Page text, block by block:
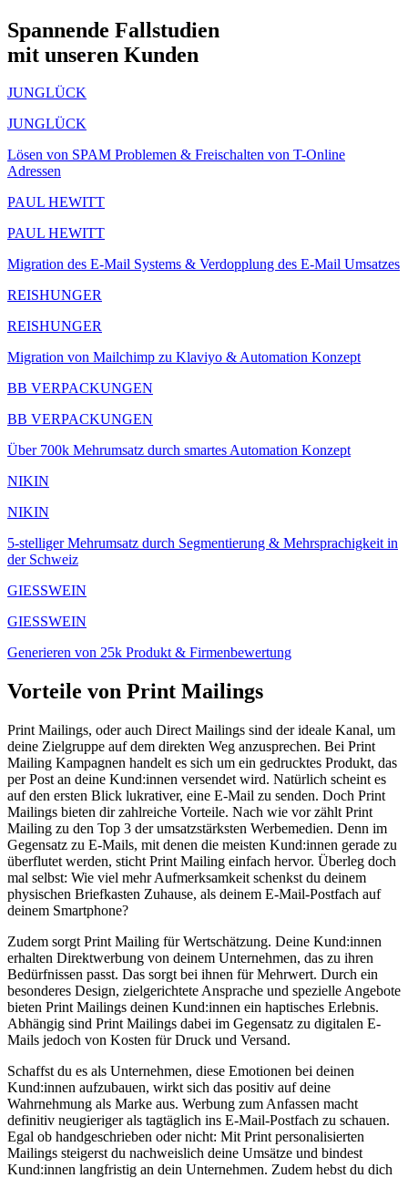
Spannende Fallstudien
mit unseren Kunden
JUNGLÜCK
JUNGLÜCK
Lösen von SPAM Problemen & Freischalten von T-Online
Adressen
PAUL HEWITT
PAUL HEWITT
Migration des E-Mail Systems & Verdopplung des E-Mail Umsatzes
REISHUNGER
REISHUNGER
Migration von Mailchimp zu Klaviyo & Automation Konzept
BB VERPACKUNGEN
BB VERPACKUNGEN
Über 700k Mehrumsatz durch smartes Automation Konzept
NIKIN
NIKIN
5-stelliger Mehrumsatz durch Segmentierung & Mehrsprachigkeit in
der Schweiz
GIESSWEIN
GIESSWEIN
Generieren von 25k Produkt & Firmenbewertung
Vorteile von Print Mailings
Print Mailings, oder auch Direct Mailings sind der ideale Kanal, um
deine Zielgruppe auf dem direkten Weg anzusprechen. Bei Print
Mailing Kampagnen handelt es sich um ein gedrucktes Produkt, das
per Post an deine Kund:innen versendet wird. Natürlich scheint es
auf den ersten Blick lukrativer, eine E-Mail zu senden. Doch Print
Mailings bieten dir zahlreiche Vorteile. Nach wie vor zählt Print
Mailing zu den Top 3 der umsatzstärksten Werbemedien. Denn im
Gegensatz zu E-Mails, mit denen die meisten Kund:innen gerade zu
überflutet werden, sticht Print Mailing einfach hervor. Überleg doch
mal selbst: Wie viel mehr Aufmerksamkeit schenkst du deinem
physischen Briefkasten Zuhause, als deinem E-Mail-Postfach auf
deinem Smartphone?
Zudem sorgt Print Mailing für Wertschätzung. Deine Kund:innen
erhalten Direktwerbung von deinem Unternehmen, das zu ihren
Bedürfnissen passt. Das sorgt bei ihnen für Mehrwert. Durch ein
besonderes Design, zielgerichtete Ansprache und spezielle Angebote
bieten Print Mailings deinen Kund:innen ein haptisches Erlebnis.
Abhängig sind Print Mailings dabei im Gegensatz zu digitalen E-
Mails jedoch von Kosten für Druck und Versand.
Schaffst du es als Unternehmen, diese Emotionen bei deinen
Kund:innen aufzubauen, wirkt sich das positiv auf deine
Wahrnehmung als Marke aus. Werbung zum Anfassen macht
definitiv neugieriger als tagtäglich ins E-Mail-Postfach zu schauen.
Egal ob handgeschrieben oder nicht: Mit Print personalisierten
Mailings steigerst du nachweislich deine Umsätze und bindest
Kund:innen langfristig an dein Unternehmen. Zudem hebst du dich